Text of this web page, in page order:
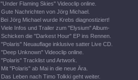
"Under Flaming Skies" Videoclip online.
Gute Nachrichten von Jörg Michael.
Bei Jörg Michael wurde Krebs diagnostiziert!
Viele Infos und Trailer zum "Elysium" Album-
Schicken die "Darkest Hour" EP ins Rennen.
"Polaris" Neuauflage inklusive satter Live CD.
"Deep Unknown" Videoclip online.
"Polaris" Tracklist und Artwork.
Mit "Polaris" ab Mai in die neue Ära.
Das Leben nach Timo Tolkki geht weiter.